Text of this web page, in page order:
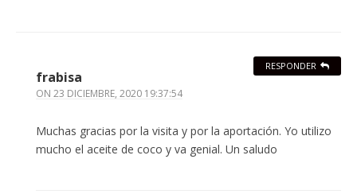
frabisa
ON 23 DICIEMBRE, 2020 19:37:54
Muchas gracias por la visita y por la aportación. Yo utilizo
mucho el aceite de coco y va genial. Un saludo
RESPONDER